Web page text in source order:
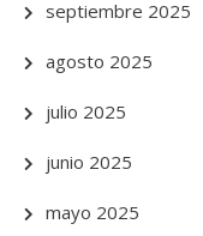
septiembre 2025
agosto 2025
julio 2025
junio 2025
mayo 2025